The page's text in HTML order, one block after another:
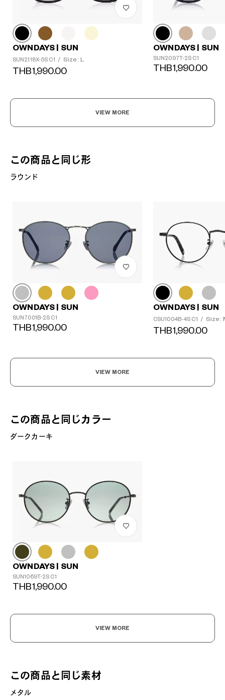
OWNDAYS | SUN
SUN2118X-5S C1 / Size: L
THB1,990.00
OWNDAYS | SUN
SUN2097T-2S C1
THB1,990.00
VIEW MORE
この商品と同じ形
ラウンド
OWNDAYS | SUN
SUN7001B-2S C1
THB1,990.00
OWNDAYS | SUN
CSU1004B-4S C1 / Size:
THB1,990.00
VIEW MORE
この商品と同じカラー
ダークカーキ
OWNDAYS | SUN
SUN1069T-2S C1
THB1,990.00
VIEW MORE
この商品と同じ素材
メタル